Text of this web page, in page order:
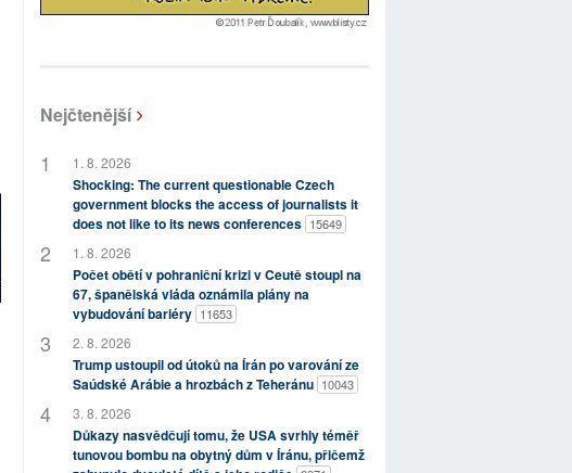
Nejčtenější
1. 8. 2026
Shocking: The current questionable Czech
government blocks the access of journalists it
does not like to its news conferences 15649
1. 8. 2026
Počet obětí v pohraniční krizi v Ceutě stoupl na
67, španělská vláda oznámila plány na
vybudování bariéry 11653
2. 8. 2026
Trump ustoupil od útoků na Írán po varování ze
Saúdské Arábie a hrozbách z Teheránu 10043
3. 8. 2026
Důkazy nasvědčují tomu, že USA svrhly téměř
tunovou bombu na obytný dům v Íránu, přičemž